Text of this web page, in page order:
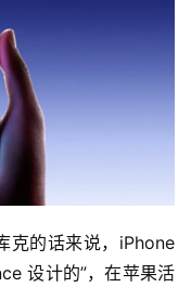
克的话来说，iPhone
设计的”，在苹果活